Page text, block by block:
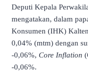
Deputi Kepala
mengatakan, dalam
Konsumen (IHK)
0,04% (mtm) dengan
-0,06%, Core Inflation
-0,06%.